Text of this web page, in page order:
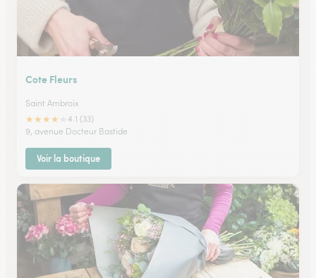
Cote Fleurs
Saint Ambroix
★★★★
4.1 (33)
9, avenue Docteur Bastide
Voir la boutique